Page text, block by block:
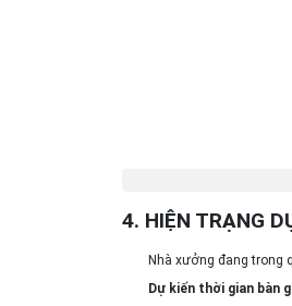
4. HIỆN TRẠNG
Nhà xưởng đang trong
Dự kiến thời gian bàn